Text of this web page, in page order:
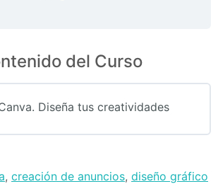
del Curso
Diseña tus creatividades
, creación de anuncios, diseño gráfico